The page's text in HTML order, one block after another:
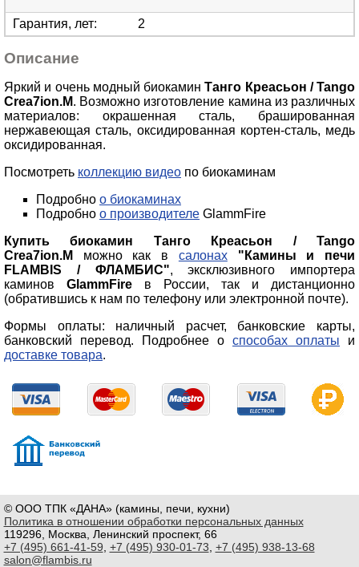
Гарантия, лет: 2
Описание
Яркий и очень модный биокаминТанго Креасьон / Tango
Crea7ion.M. Возможно изготовление камина из различных
материалов: окрашенная сталь, брашированная
нержавеющая сталь, оксидированная кортен-сталь, медь
оксидированная.
Посмотреть коллекцию видео по биокаминам
Подробно о биокаминах
Подробно о производителе GlammFire
Купить биокамин Танго Креасьон / Tango
Crea7ion.M
можно как в салонах
"Камины и печи
FLAMBIS / ФЛАМБИС", эксклюзивного импортера
каминов GlammFire в России, так и дистанционно
(обратившись к нам по телефону или электронной почте).
Формы оплаты: наличный расчет, банковские карты,
банковский перевод. Подробнее о способах оплаты и
доставке товара.
© ООО ТПК «ДАНА» (камины, печи, кухни)
Политика в отношении обработки персональных данных
119296, Москва, Ленинский проспект, 66
+7 (495) 661-41-59 +7 (495) 930-01-73 +7 (495) 938-13-68
salon@flambis.ru